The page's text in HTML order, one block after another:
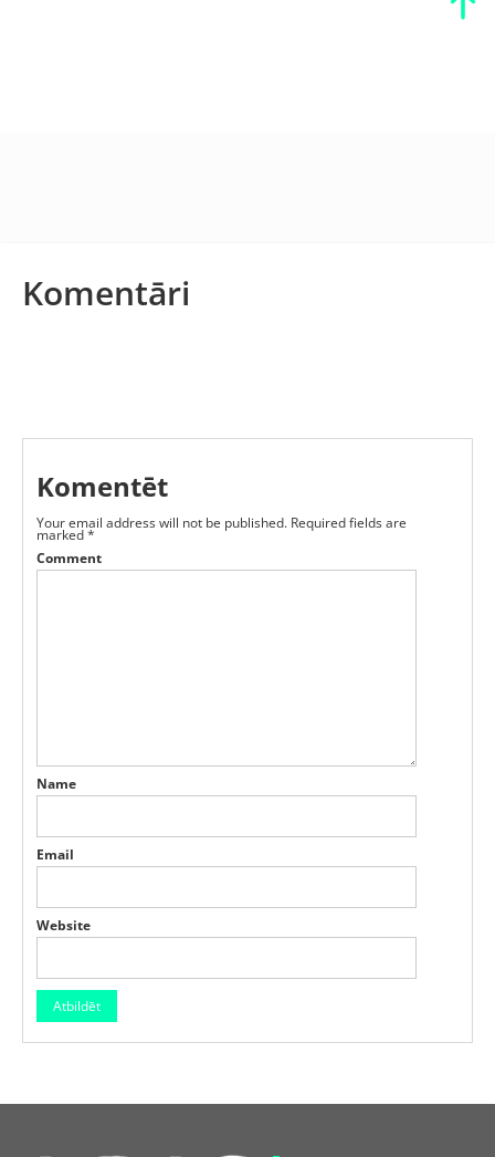
Komentāri
Komentēt
Your email address will not be published. Required fields are
marked*
Comment
Name
Email
Website